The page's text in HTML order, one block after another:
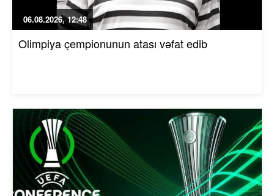
06.08.2026, 12:48
Olimpiya çempionunun atası vəfat edib